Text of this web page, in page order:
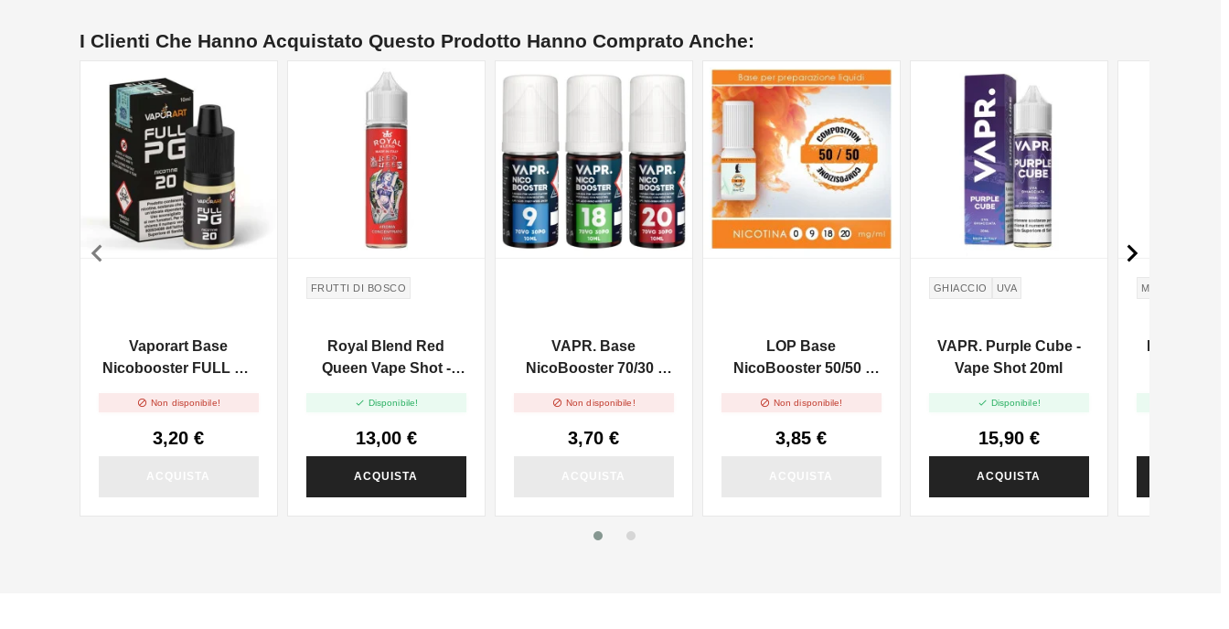
I Clienti Che Hanno Acquistato Questo Prodotto Hanno Comprato Anche:
Vaporart Base
Nicobooster FULL PG
 Non disponibile!
3,20 €
NON DISPONIBILE
FRUTTI DI BOSCO
Royal Blend Red
Queen Vape Shot -
 Disponibile!
13,00 €
ACQUISTA
VAPR. Base
NicoBooster 70/30 -
 Non disponibile!
3,70 €
LOP Base
NicoBooster 50/50 -
 Non disponibile!
3,85 €
GHIACCIO UVA
VAPR. Purple Cube -
Vape Shot 20ml
 Disponibile!
15,90 €
ACQUISTA
MENTA
 